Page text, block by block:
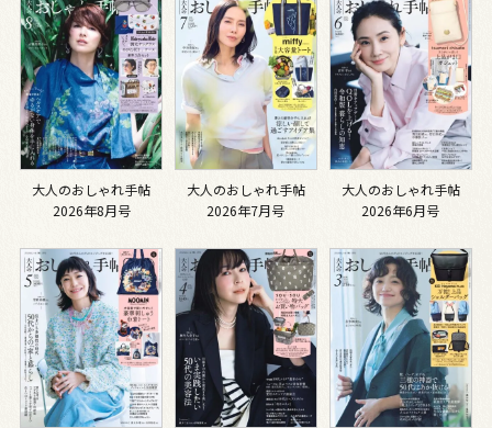
大人のおしゃれ手帖
2026年8月号
大人のおしゃれ手帖
2026年7月号
大人のおしゃれ手帖
2026年6月号